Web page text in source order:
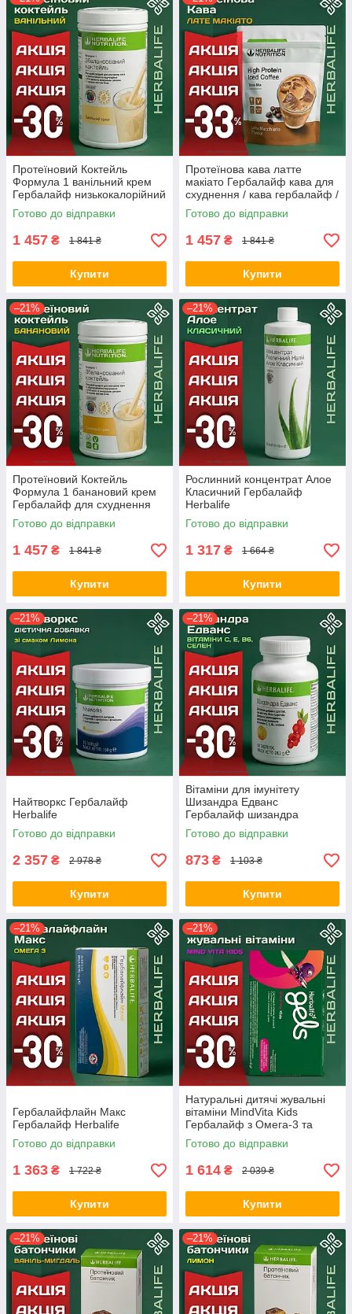
Протеїновий Коктейль
Формула 1 ванільний крем
Гербалайф низькокалорійний
/ для схуднення / коктейль
гербалайф Оригінал
Готово до відправки
1 457 ₴ 1 841 ₴
Купити
Протеїнова кава латте
макіато Гербалайф кава для
схуднення / кава гербалайф /
кава з протеїном Оригінал
Herbalife Акція
Готово до відправки
1 457 ₴ 1 841 ₴
Купити
–21%
Протеїновий Коктейль
Формула 1 банановий крем
Гербалайф для схуднення
низькокалорійний замінник
харчування Оригінал
Готово до відправки
1 457 ₴ 1 841 ₴
Купити
–21%
Рослинний концентрат Алое
Класичний Гербалайф
Herbalife
Готово до відправки
1 317 ₴ 1 664 ₴
Купити
–21%
Найтворкс Гербалайф
Herbalife
Готово до відправки
2 357 ₴ 2 978 ₴
Купити
–21%
Вітаміни для імунітету
Шизандра Едванс
Гербалайф шизандра
гербалайф / антиоксиданти /
шизандра Оригінал Herbalife
Готово до відправки
873 ₴ 1 103 ₴
Купити
–21%
Гербалайфлайн Макс
Гербалайф Herbalife
Готово до відправки
1 363 ₴ 1 722 ₴
Купити
–21%
Натуральні дитячі жувальні
вітаміни MindVita Kids
Гербалайф з Омега-3 та
вітамінами B для
концентрації уваги і здоров'я
Готово до відправки
1 614 ₴ 2 039 ₴
Купити
–21% –21%